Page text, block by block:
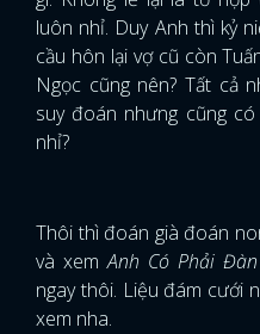
luôn nhỉ. Duy Anh thì kỷ
cầu hôn lại vợ cũ còn
Ngọc cũng nên? Tất cả
suy đoán nhưng cũng có
nhỉ?
Thôi thì đoán già đoán
và xemAnh Có Phải
ngay thôi. Liệu đám cưới
xem nha.